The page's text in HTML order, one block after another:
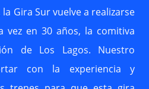
Gira Sur vuelve a realizarse
en 30 años, la comitiva
de Los Lagos. Nuestro
con la experiencia y